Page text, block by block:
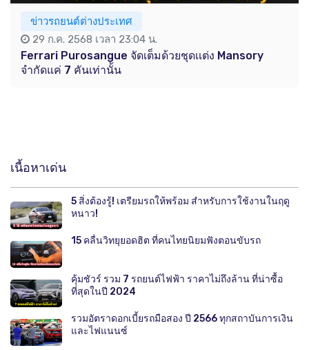
ข่าวรถยนต์ต่างประเทศ
29 ก.ค. 2568 เวลา 23:04 น.
Ferrari Purosangue จัดเต็มด้วยชุดเเต่ง Mansory
จำกัดแค่ 7 คันเท่านั้น
เนื้อหาเด่น
5 สิ่งต้องรู้! เตรียมรถให้พร้อม สำหรับการใช้งานในฤดู
หนาว!
15 คลื่นวิทยุยอดฮิต ที่คนไทยนิยมฟังตอนขับรถ
คุ้มชัวร์ รวม 7 รถยนต์ไฟฟ้า ราคาไม่ถึงล้าน ที่น่าซื้อ
ที่สุดในปี 2024
รวมอัตราดอกเบี้ยรถมือสอง ปี 2566 ทุกสถาบันการเงิน
และไฟแนนซ์